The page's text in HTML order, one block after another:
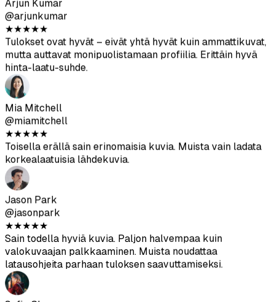
Mia Mitchell
@miamitchell
★★★★★
Toisella erällä sain erinomaisia kuvia. Muista vain ladata
korkealaatuisia lähdekuvia.
Jason Park
@jasonpark
★★★★★
Sain todella hyviä kuvia. Paljon halvempaa kuin
valokuvaajan palkkaaminen. Muista noudattaa
latausohjeita parhaan tuloksen saavuttamiseksi.
Sofia Chen
@sofiachen
★★★★★
Kuvat näyttävät melko realistisilta ja auttoivat saamaan
enemmän matcheja Bumblessa. Kaikki eivät ole
täydellisiä, mutta ehdottomasti vaivan arvoisia.